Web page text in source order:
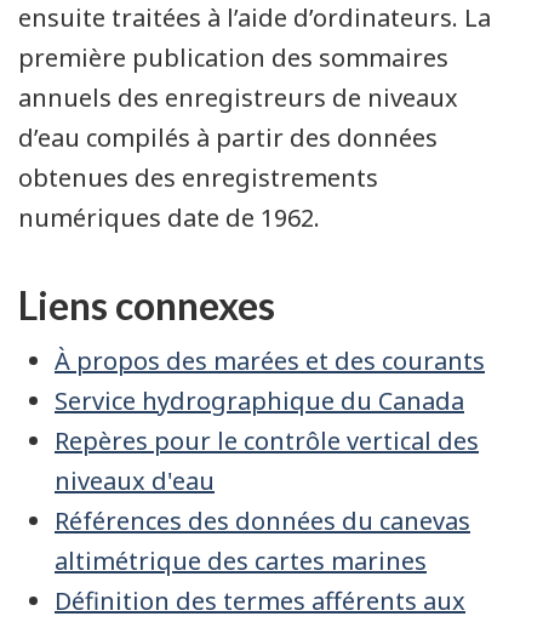
ensuite traitées à l’aide d’ordinateurs. La
première publication des sommaires
annuels des enregistreurs de niveaux
d’eau compilés à partir des données
obtenues des enregistrements
numériques date de 1962.
Liens connexes
À propos des marées et des courants
Service hydrographique du Canada
Repères pour le contrôle vertical des
niveaux d'eau
Références des données du canevas
altimétrique des cartes marines
Définition des termes afférents aux